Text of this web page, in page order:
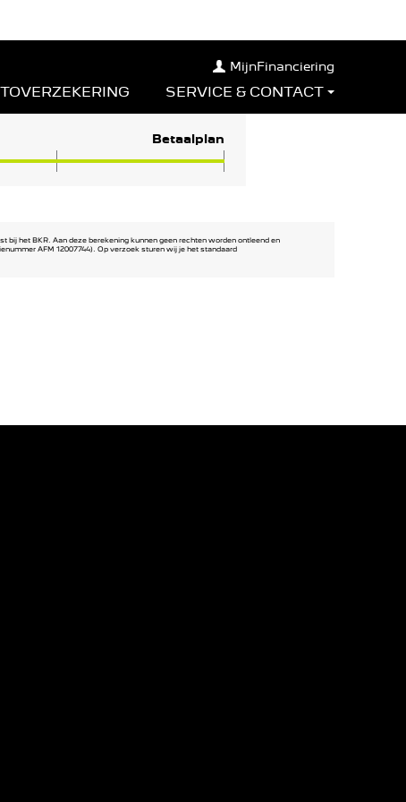
MijnFinanciering
SERVICE & CONTACT
Betaalplan
bij het BKR. Aan deze berekening kunnen geen rechten worden ontleend en
AFM 12007744). Op verzoek sturen wij je het standaard